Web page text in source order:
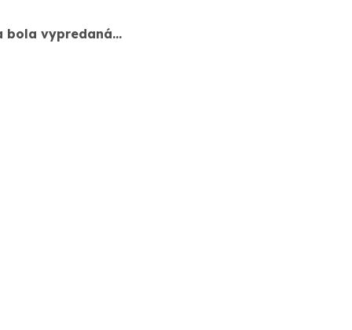
bola vypredaná…